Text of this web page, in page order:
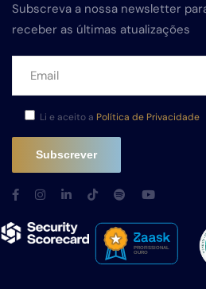
Subscreva a nossa newsletter
receber as últimas atualizações
Li e aceito a Política de Privacidade